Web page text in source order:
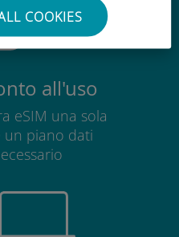
COOKIES
all'uso
eSIM una sola
un piano dati